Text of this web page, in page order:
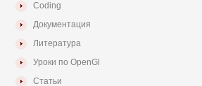
Coding
Документация
Литература
Уроки по OpenGl
Статьи